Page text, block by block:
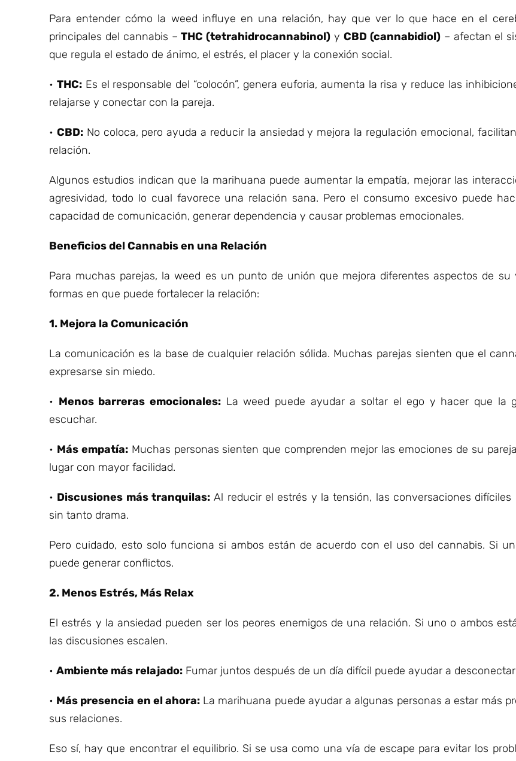
Para entender cómo la weed influye en una relación, hay que ver lo que hace en el
principales del cannabis –THC (tetrahidrocannabinol) y CBD (cannabidiol)– afectan el
que regula el estado de ánimo, el estrés, el placer y la conexión social.
• THC:Es el responsable del “colocón”, genera euforia, aumenta la risa y reduce las
relajarse y conectar con la pareja.
• CBD:No coloca, pero ayuda a reducir la ansiedad y mejora la regulación emocional,
relación.
Algunos estudios indican que la marihuana puede aumentar la empatía, mejorar las
agresividad, todo lo cual favorece una relación sana. Pero el consumo excesivo puede
capacidad de comunicación, generar dependencia y causar problemas emocionales.
Beneficios del Cannabis en una Relación
Para muchas parejas, la weed es un punto de unión que mejora diferentes aspectos de su
formas en que puede fortalecer la relación:
1. Mejora la Comunicación
La comunicación es la base de cualquier relación sólida. Muchas parejas sienten que el
expresarse sin miedo.
• Menos barreras emocionales:La weed puede ayudar a soltar el ego y hacer que la
escuchar.
• Más empatía:Muchas personas sienten que comprenden mejor las emociones de su
lugar con mayor facilidad.
• Discusiones más tranquilas: Al reducir el estrés y la tensión, las conversaciones
sin tanto drama.
Pero cuidado, esto solo funciona si ambos están de acuerdo con el uso del cannabis. Si
puede generar conflictos.
2. Menos Estrés, Más Relax
El estrés y la ansiedad pueden ser los peores enemigos de una relación. Si uno o ambos
las discusiones escalen.
• Ambiente más relajado: Fumar juntos después de un día difícil puede ayudar a
• Más presencia en el ahora: La marihuana puede ayudar a algunas personas a estar más
sus relaciones.
Eso sí, hay que encontrar el equilibrio. Si se usa como una vía de escape para evitar los